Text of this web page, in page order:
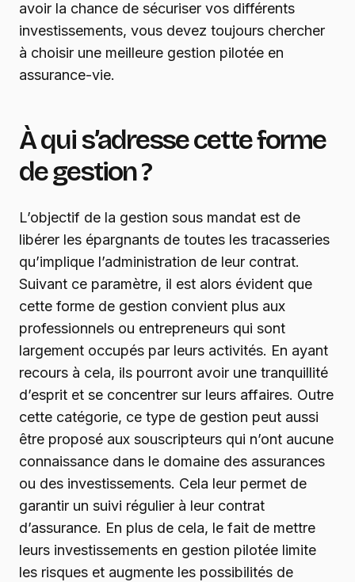
avoir la chance de sécuriser vos différents
investissements, vous devez toujours chercher
à choisir une meilleure gestion pilotée en
assurance-vie.
À qui s’adresse cette forme
de gestion ?
L’objectif de la gestion sous mandat est de
libérer les épargnants de toutes les tracasseries
qu’implique l’administration de leur contrat.
Suivant ce paramètre, il est alors évident que
cette forme de gestion convient plus aux
professionnels ou entrepreneurs qui sont
largement occupés par leurs activités. En ayant
recours à cela, ils pourront avoir une tranquillité
d’esprit et se concentrer sur leurs affaires. Outre
cette catégorie, ce type de gestion peut aussi
être proposé aux souscripteurs qui n’ont aucune
connaissance dans le domaine des assurances
ou des investissements. Cela leur permet de
garantir un suivi régulier à leur contrat
d’assurance. En plus de cela, le fait de mettre
leurs investissements en gestion pilotée limite
les risques et augmente les possibilités de